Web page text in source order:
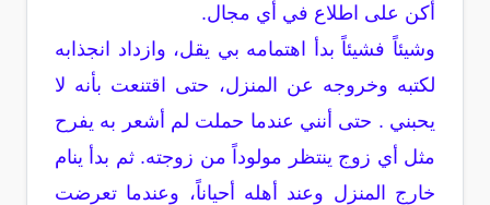
أكن على اطلاع في أي مجال.
وشيئاً فشيئاً بدأ اهتمامه بي يقل، وازداد انجذابه
لكتبه وخروجه عن المنزل، حتى اقتنعت بأنه لا
يحبني . حتى أنني عندما حملت لم أشعر به يفرح
مثل أي زوج ينتظر مولوداً من زوجته. ثم بدأ ينام
خارج المنزل وعند أهله أحياناً، وعندما تعرضت